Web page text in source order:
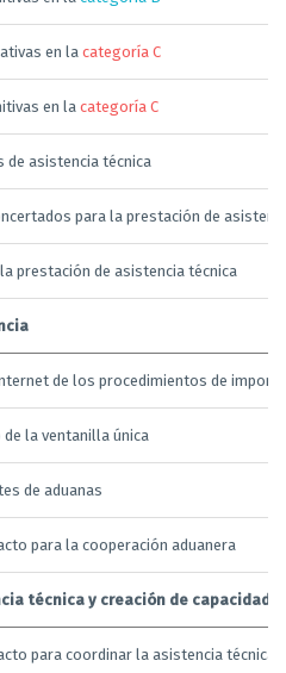
en la categoría C
en la categoría C
de asistencia técnica
para la prestación de
prestación de asistencia técnica
de los procedimientos de
de la ventanilla única
de aduanas
para la cooperación aduanera
técnica y creación de capacidad
para coordinar la asistencia técnica